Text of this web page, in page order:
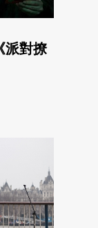
派對撩